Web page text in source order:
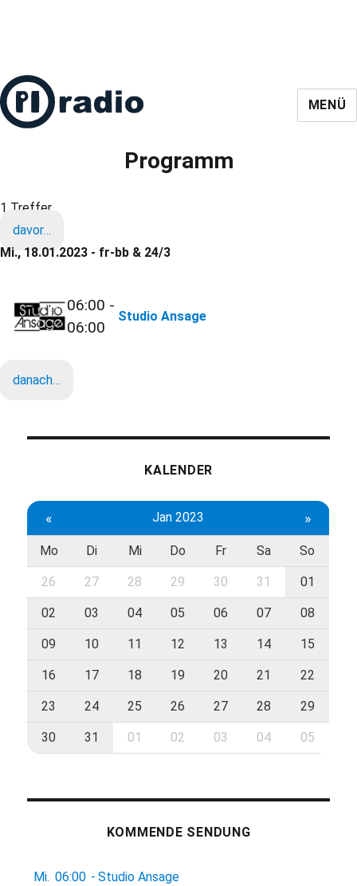
MENÜ
Programm
1 Treffer
davor…
Mi., 18.01.2023 - fr-bb & 24/3
06:00 -
06:00
Studio Ansage
danach…
KALENDER
« Jan 2023 »
Mo Di Mi Do Fr Sa So
26 27 28 29 30 31 01
02 03 04 05 06 07 08
09 10 11 12 13 14 15
16 17 18 19 20 21 22
23 24 25 26 27 28 29
30 31 01 02 03 04 05
KOMMENDE SENDUNG
Mi. 06:00 - Studio Ansage